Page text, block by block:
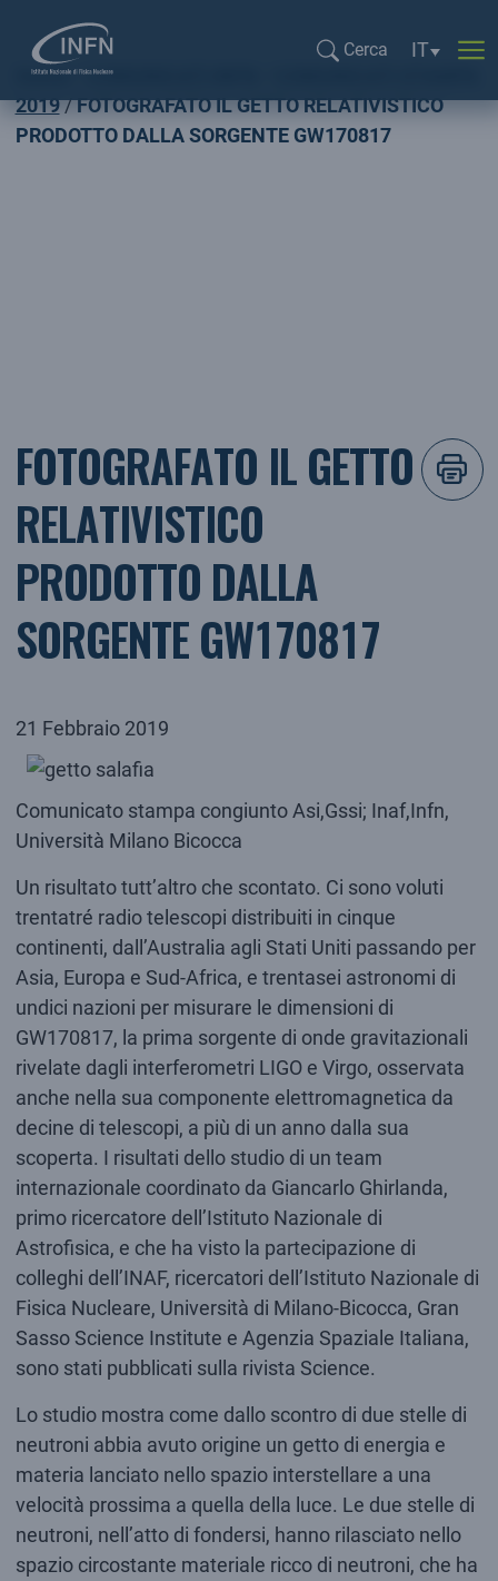
Cerca
IT
Home
COMUNICATI INFN
2019
FOTOGRAFATO IL GETTO RELATIVISTICO
PRODOTTO DALLA SORGENTE GW170817
FOTOGRAFATO IL GETTO
RELATIVISTICO
PRODOTTO DALLA
SORGENTE GW170817
21 Febbraio 2019
Comunicato stampa congiunto Asi,Gssi; Inaf,Infn,
Università Milano Bicocca
Un risultato tutt’altro che scontato. Ci sono voluti
trentatré radio telescopi distribuiti in cinque
continenti, dall’Australia agli Stati Uniti passando per
Asia, Europa e Sud-Africa, e trentasei astronomi di
undici nazioni per misurare le dimensioni di
GW170817, la prima sorgente di onde gravitazionali
rivelate dagli interferometri LIGO e Virgo, osservata
anche nella sua componente elettromagnetica da
decine di telescopi, a più di un anno dalla sua
scoperta. I risultati dello studio di un team
internazionale coordinato da Giancarlo Ghirlanda,
primo ricercatore dell’Istituto Nazionale di
Astrofisica, e che ha visto la partecipazione di
colleghi dell’INAF, ricercatori dell’Istituto Nazionale di
Fisica Nucleare, Università di Milano-Bicocca, Gran
Sasso Science Institute e Agenzia Spaziale Italiana,
sono stati pubblicati sulla rivista Science.
Lo studio mostra come dallo scontro di due stelle di
neutroni abbia avuto origine un getto di energia e
materia lanciato nello spazio interstellare a una
velocità prossima a quella della luce. Le due stelle di
neutroni, nell’atto di fondersi, hanno rilasciato nello
spazio circostante materiale ricco di neutroni, che ha